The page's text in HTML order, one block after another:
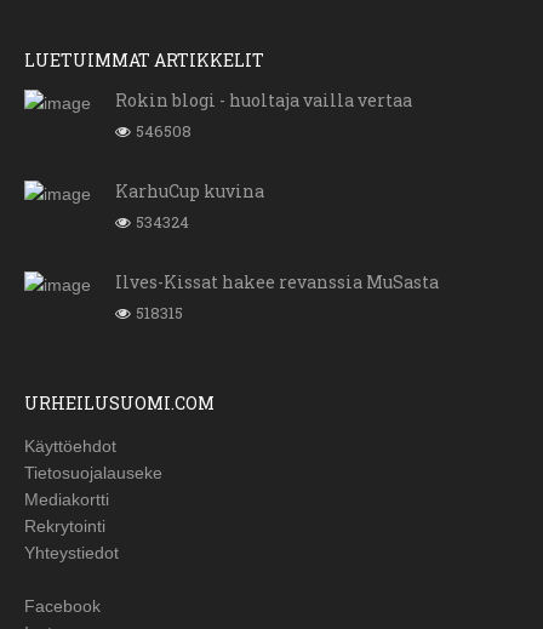
LUETUIMMAT ARTIKKELIT
Rokin blogi - huoltaja vailla vertaa
546508
KarhuCup kuvina
534324
Ilves-Kissat hakee revanssia MuSasta
518315
URHEILUSUOMI.COM
Käyttöehdot
Tietosuojalauseke
Mediakortti
Rekrytointi
Yhteystiedot
Facebook